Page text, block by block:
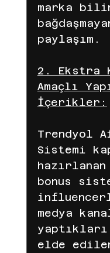
marka
paylaşım.
2. Ekstra
Amaçlı
İçerikler:
Trendyol
Sistemi
bonus
medya
yaptıkları
elde